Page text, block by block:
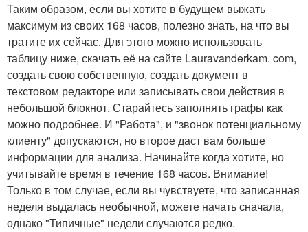
Таким образом, если вы хотите в будущем выжать
максимум из своих 168 часов, полезно знать, на что вы
тратите их сейчас. Для этого можно использовать
таблицу ниже, скачать её на сайте Lauravanderkam. com,
создать свою собственную, создать документ в
текстовом редакторе или записывать свои действия в
небольшой блокнот. Старайтесь заполнять графы как
можно подробнее. И "Работа", и "звонок потенциальному
клиенту" допускаются, но второе даст вам больше
информации для анализа. Начинайте когда хотите, но
учитывайте время в течение 168 часов. Внимание!
Только в том случае, если вы чувствуете, что записанная
неделя выдалась необычной, можете начать сначала,
однако "Типичные" недели случаются редко.